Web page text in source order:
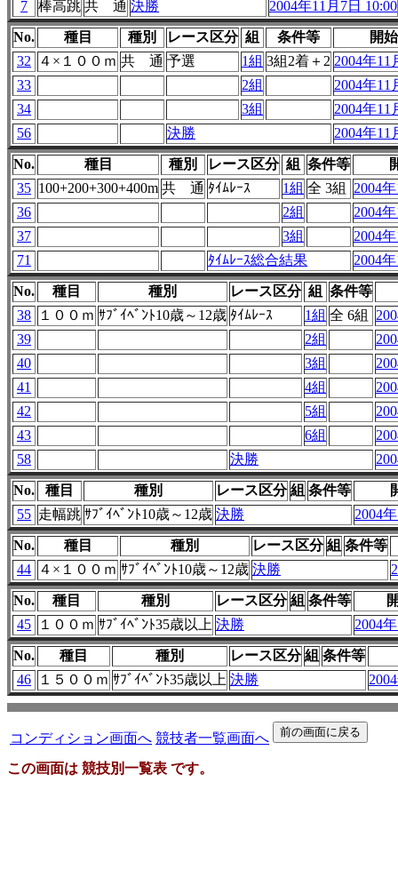
7
棒高跳 共 通 決勝 2004年11月7日 10:00
No. 種目 種別 レース区分 組 条件等
開
32
４×１００ｍ 共 通 予選 1組 3組2着＋2 2004年11
33
2組
2004年11
34
3組
2004年11
56
決勝 2004年11
No. 種目 種別 レース区分 組 条件等
35 100+200+300+400m 共 通 ﾀｲﾑﾚｰｽ 1組 全 3組
2004
36
2組
2004
37
3組
2004
71
ﾀｲﾑﾚｰｽ総合結果 2004
No. 種目 種別 レース区分 組
条件等
38
１００ｍ ｻﾌﾞｲﾍﾞﾝﾄ10歳～12歳 ﾀｲﾑﾚｰｽ 1組 全 6組
39
2組
40
3組
41
4組
42
5組
43
6組
58
決勝
No. 種目 種別 レース区分 組 条件等
55 走幅跳 ｻﾌﾞｲﾍﾞﾝﾄ10歳～12歳 決勝 2004
No. 種目 種別 レース区分 組 条件等
44
４×１００ｍ ｻﾌﾞｲﾍﾞﾝﾄ10歳～12歳 決勝
No. 種目 種別 レース区分 組 条件等
45
１００ｍ ｻﾌﾞｲﾍﾞﾝﾄ35歳以上 決勝 2004
No. 種目 種別 レース区分 組 条件等
46
１５００ｍ ｻﾌﾞｲﾍﾞﾝﾄ35歳以上 決勝
コンディション画面へ 競技者一覧画面へ
この画面は 競技別一覧表 です。